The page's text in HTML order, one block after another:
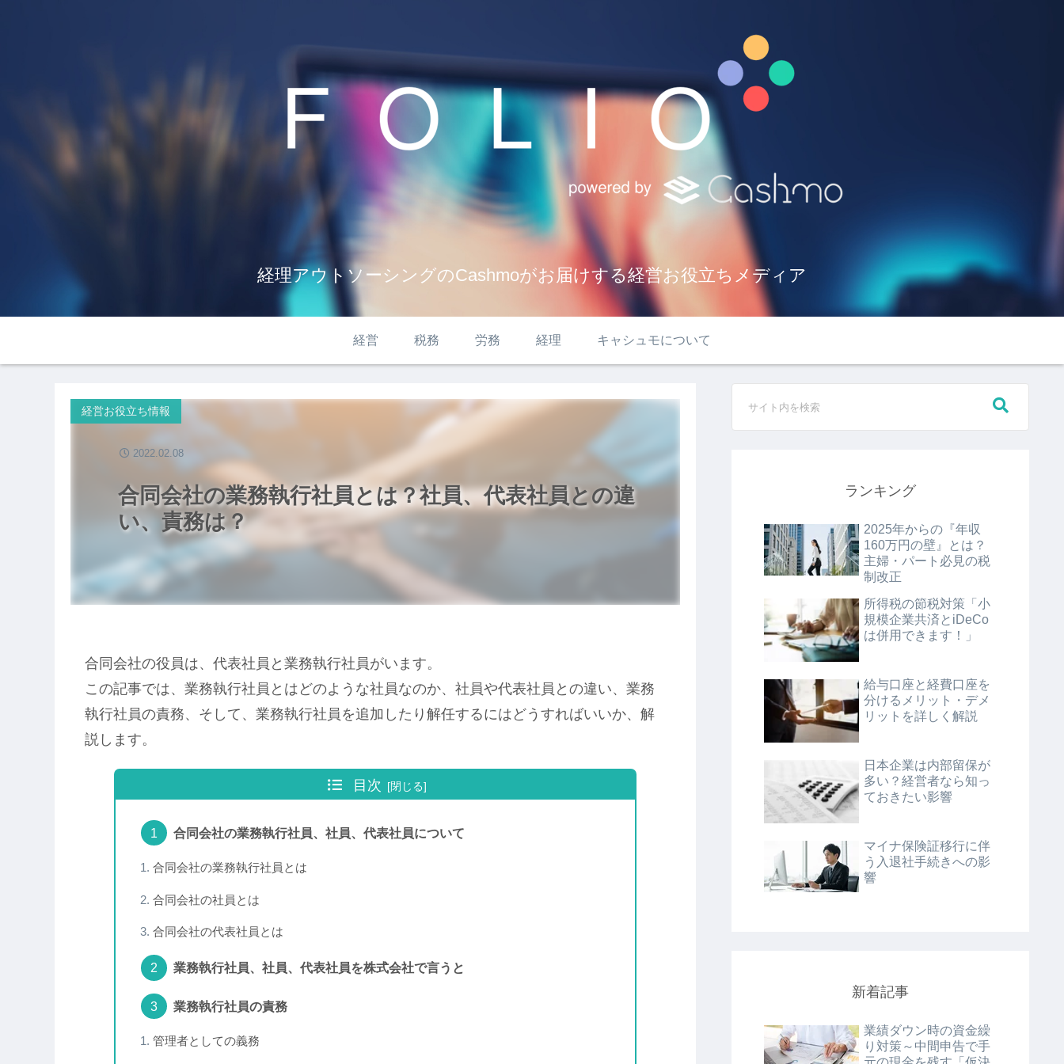
経理アウトソーシングのCashmoがお届けする経営お役立ちメディア
経営 税務 労務 経理 キャシュモについて
合同会社の業務執行社員とは？社員、代表社員との違
い、責務は？
経営お役立ち情報
2022.02.08
合同会社の役員は、代表社員と業務執行社員がいます。
この記事では、業務執行社員とはどのような社員なのか、社員や代表社員との違い、業務
執行社員の責務、そして、業務執行社員を追加したり解任するにはどうすればいいか、解
説します。
目次
合同会社の業務執行社員、社員、代表社員について
合同会社の業務執行社員とは
合同会社の社員とは
合同会社の代表社員とは
業務執行社員、社員、代表社員を株式会社で言うと
業務執行社員の責務
管理者としての義務
ランキング
2025年からの『年収
160万円の壁』とは？
主婦・パート必見の税
制改正
所得税の節税対策「小
規模企業共済とiDeCo
は併用できます！」
給与口座と経費口座を
分けるメリット・デメ
リットを詳しく解説
日本企業は内部留保が
多い？経営者なら知っ
ておきたい影響
マイナ保険証移行に伴
う入退社手続きへの影
響
新着記事
業績ダウン時の資金繰
り対策～中間申告で手